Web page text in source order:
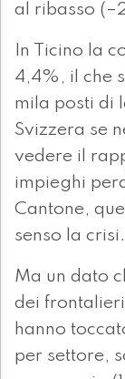
al ribasso
In Ticino la
4,4%, il che
mila posti di
Svizzera se
vedere il
impieghi
Cantone,
senso la crisi.
Ma un dato
dei
hanno
per settore,